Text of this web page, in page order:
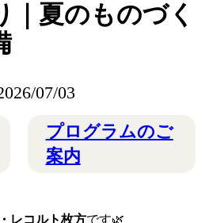
｜夏のものづく
07/03
プログラムのご
案内
レコルト枚方です🌿